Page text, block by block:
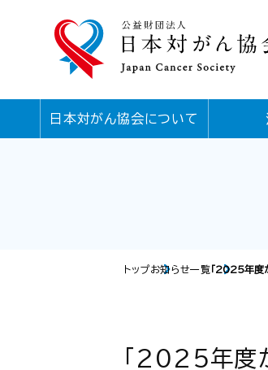
日本対がん協会について
トップお知らせ一覧 「2025年度
「2025年度